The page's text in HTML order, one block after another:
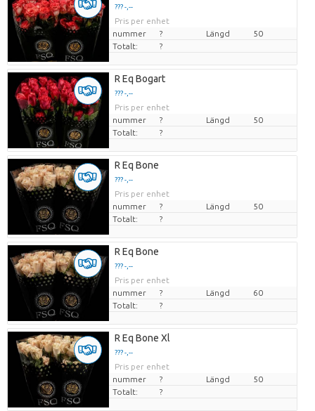
??? -,--
Pris per enhet
nummer
? Längd
50
Totalt:
?
R Eq Bogart
??? -,--
Pris per enhet
nummer
? Längd
50
Totalt:
?
R Eq Bone
??? -,--
Pris per enhet
nummer
? Längd
50
Totalt:
?
R Eq Bone
??? -,--
Pris per enhet
nummer
? Längd
60
Totalt:
?
R Eq Bone Xl
??? -,--
Pris per enhet
nummer
? Längd
50
Totalt:
?